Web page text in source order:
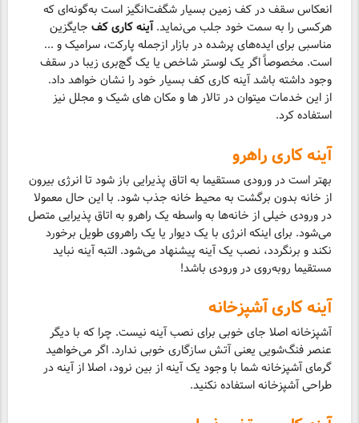
انعکاس سقف در کف زمین بسیار شگفت‌انگیز است به‌گونه‌ای که
هرکسی را به سمت خود جلب می‌نماید.آینه کاری کف جایگزین
مناسبی برای ایده‌های پرشده در بازار ازجمله پارکت، سرامیک و ...
است. مخصوصاً اگر یک لوستر شاخص یا یک گچ‌بری زیبا در سقف
وجود داشته باشد آینه کاری کف بسیار خود را نشان خواهد داد.
از این خدمات میتوان در تالار ها و مکان های شیک و مجلل نیز
استفاده کرد.
آینه ‌کاری راهرو
بهتر است در ورودی مستقیما به اتاق پذیرایی باز شود تا انرژی بیرون
از خانه بدون برگشت به محیط خانه جذب شود. با این حال معمولا
در ورودی خیلی از خانه‌ها به واسطه یک راهرو به اتاق پذیرایی متصل
می‌شود. برای اینکه انرژی با یک دیوار یا یک راهروی طویل برخورد
نکند و برنگردد، نصب یک آینه پیشنهاد می‌شود. التبه آینه نباید
مستقیما روبه‌روی در ورودی باشد!
آینه ‌کاری آشپزخانه
آشپزخانه اصلا جای خوبی برای نصب آینه نیست. چرا که با دیگر
عنصر فنگ‌شویی یعنی آتش سازگاری خوبی ندارد. اگر می‌خواهید
گرمای آشپزخانه شما با وجود یک آینه از بین نرود، اصلا از آینه در
طراحی آشپزخانه استفاده نکنید.